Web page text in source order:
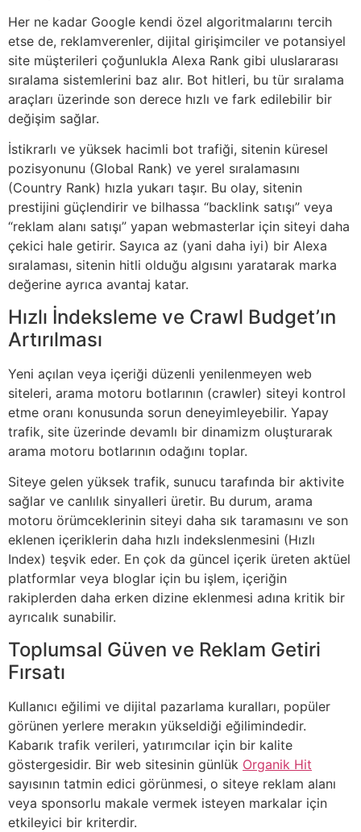
Her ne kadar Google kendi özel algoritmalarını tercih
etse de, reklamverenler, dijital girişimciler ve potansiyel
site müşterileri çoğunlukla Alexa Rank gibi uluslararası
sıralama sistemlerini baz alır. Bot hitleri, bu tür sıralama
araçları üzerinde son derece hızlı ve fark edilebilir bir
değişim sağlar.
İstikrarlı ve yüksek hacimli bot trafiği, sitenin küresel
pozisyonunu (Global Rank) ve yerel sıralamasını
(Country Rank) hızla yukarı taşır. Bu olay, sitenin
prestijini güçlendirir ve bilhassa “backlink satışı” veya
“reklam alanı satışı” yapan webmasterlar için siteyi daha
çekici hale getirir. Sayıca az (yani daha iyi) bir Alexa
sıralaması, sitenin hitli olduğu algısını yaratarak marka
değerine ayrıca avantaj katar.
Hızlı İndeksleme ve Crawl Budget’ın
Artırılması
Yeni açılan veya içeriği düzenli yenilenmeyen web
siteleri, arama motoru botlarının (crawler) siteyi kontrol
etme oranı konusunda sorun deneyimleyebilir. Yapay
trafik, site üzerinde devamlı bir dinamizm oluşturarak
arama motoru botlarının odağını toplar.
Siteye gelen yüksek trafik, sunucu tarafında bir aktivite
sağlar ve canlılık sinyalleri üretir. Bu durum, arama
motoru örümceklerinin siteyi daha sık taramasını ve son
eklenen içeriklerin daha hızlı indekslenmesini (Hızlı
Index) teşvik eder. En çok da güncel içerik üreten aktüel
platformlar veya bloglar için bu işlem, içeriğin
rakiplerden daha erken dizine eklenmesi adına kritik bir
ayrıcalık sunabilir.
Toplumsal Güven ve Reklam Getiri
Fırsatı
Kullanıcı eğilimi ve dijital pazarlama kuralları, popüler
görünen yerlere merakın yükseldiği eğilimindedir.
Kabarık trafik verileri, yatırımcılar için bir kalite
göstergesidir. Bir web sitesinin günlük Organik Hit
sayısının tatmin edici görünmesi, o siteye reklam alanı
veya sponsorlu makale vermek isteyen markalar için
etkileyici bir kriterdir.